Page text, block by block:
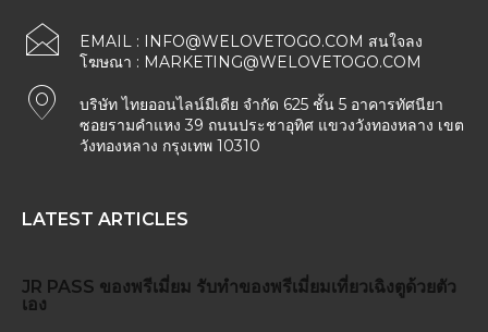
EMAIL : INFO@WELOVETOGO.COM สนใจลง
โฆษณา : MARKETING@WELOVETOGO.COM
บริษัท ไทยออนไลน์มีเดีย จำกัด 625 ชั้น 5 อาคารทัศนียา
ซอยรามคำแหง 39 ถนนประชาอุทิศ แขวงวังทองหลาง เขต
วังทองหลาง กรุงเทพ 10310
LATEST ARTICLES
JR PASS ของพรีเมี่ยม รับทำของพรีเมี่ยมเที่ยวเฉิงตูด้วยตัว
เอง